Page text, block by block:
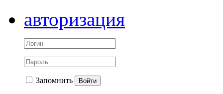
авторизация
Запомнить Войти